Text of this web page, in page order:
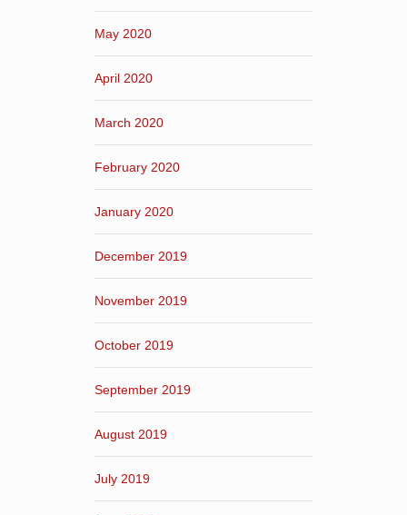
May 2020
April 2020
March 2020
February 2020
January 2020
December 2019
November 2019
October 2019
September 2019
August 2019
July 2019